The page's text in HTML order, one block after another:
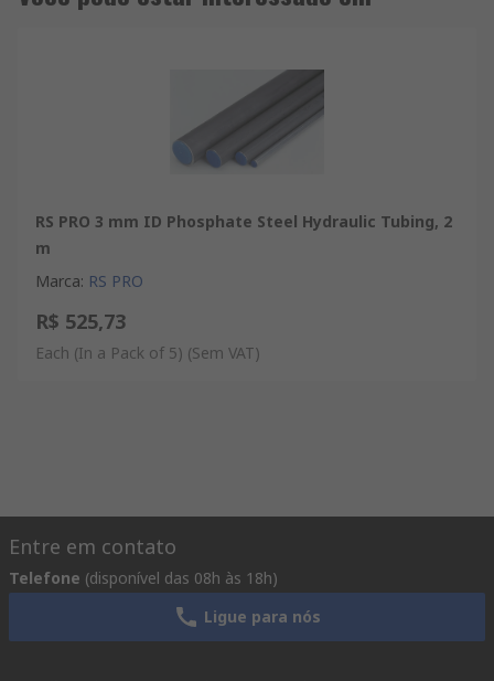
RS PRO 3 mm ID Phosphate Steel Hydraulic Tubing, 2
m
Marca: RS PRO
R$ 525,73
Each (In a Pack of 5) (Sem VAT)
Entre em contato
Telefone (disponível das 08h às 18h)
Ligue para nós